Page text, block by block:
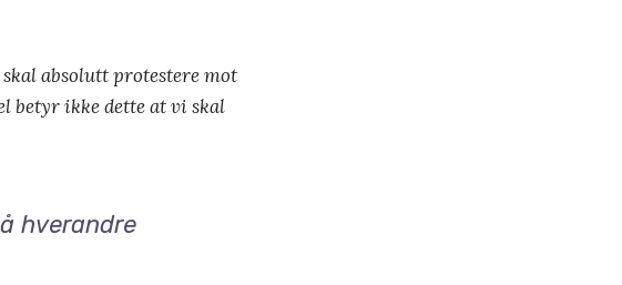
skal absolutt protestere mot
betyr ikke dette at vi skal
hverandre